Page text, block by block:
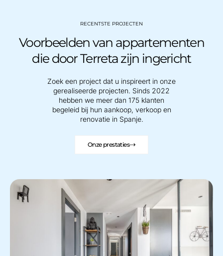
RECENTSTE PROJECTEN
Voorbeelden van appartementen
die door Terreta zijn ingericht
Zoek een project dat u inspireert in onze
gerealiseerde projecten. Sinds 2022
hebben we meer dan 175 klanten
begeleid bij hun aankoop, verkoop en
renovatie in Spanje.
Onze prestaties